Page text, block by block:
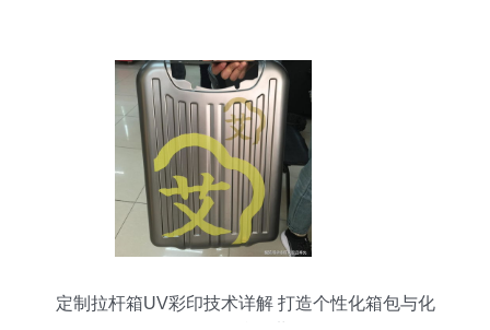
定制拉杆箱UV彩印技术详解 打造个性化箱包与化